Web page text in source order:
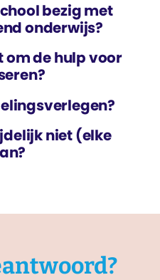
bezig met
onderwijs?
om de hulp voor
niet (elke